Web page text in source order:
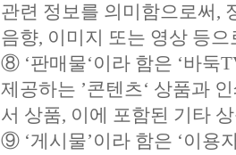
관련 정보를 의미함으로써,
음향, 이미지 또는 영상 등
⑧ ‘판매물‘이라 함은 ‘바둑
제공하는 ’콘텐츠‘ 상품과
서 상품, 이에 포함된 기타
⑨ ‘게시물’이라 함은 ‘이용